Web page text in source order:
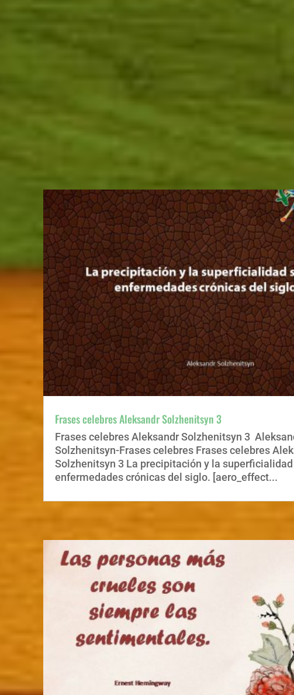
Frases celebres Aleksandr Solzhenitsyn 3
Frases celebres Aleksandr Solzhenitsyn 3
Solzhenitsyn-Frases celebres Frases celebres
Solzhenitsyn 3 La precipitación y la
enfermedades crónicas del siglo. [aero_effect...